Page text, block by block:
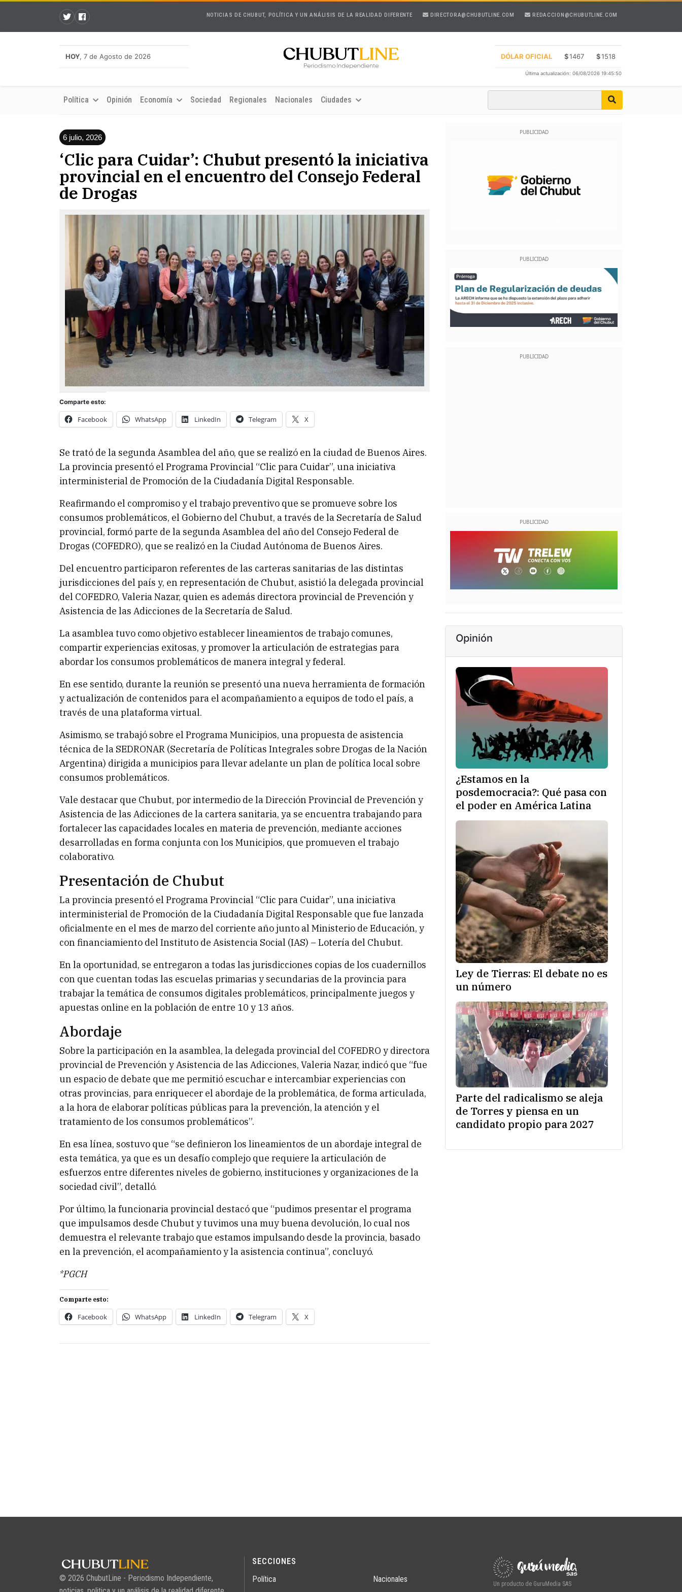
NOTICIAS DE CHUBUT, POLÍTICA Y UN ANÁLISIS DE LA REALIDAD DIFERENTE DIRECTORA@CHUBUTLINE.COM REDACCION@CHUBUTLINE.COM
HOY, 7 de Agosto de 2026 DÓLAR OFICIAL $1467 $1518
Última actualización: 06/08/2026 19:45:50
Política Opinión Economía Sociedad Regionales Nacionales Ciudades
6 julio, 2026
‘Clic para Cuidar’: Chubut presentó la iniciativa
provincial en el encuentro del Consejo Federal
de Drogas
Comparte esto:
Facebook WhatsApp LinkedIn Telegram X
Se trató de la segunda Asamblea del año, que se realizó en la ciudad de Buenos Aires.
La provincia presentó el Programa Provincial “Clic para Cuidar”, una iniciativa
interministerial de Promoción de la Ciudadanía Digital Responsable.
Reafirmando el compromiso y el trabajo preventivo que se promueve sobre los
consumos problemáticos, el Gobierno del Chubut, a través de la Secretaría de Salud
provincial, formó parte de la segunda Asamblea del año del Consejo Federal de
Drogas (COFEDRO), que se realizó en la Ciudad Autónoma de Buenos Aires.
Del encuentro participaron referentes de las carteras sanitarias de las distintas
jurisdicciones del país y, en representación de Chubut, asistió la delegada provincial
del COFEDRO, Valeria Nazar, quien es además directora provincial de Prevención y
Asistencia de las Adicciones de la Secretaría de Salud.
La asamblea tuvo como objetivo establecer lineamientos de trabajo comunes,
compartir experiencias exitosas, y promover la articulación de estrategias para
abordar los consumos problemáticos de manera integral y federal.
En ese sentido, durante la reunión se presentó una nueva herramienta de formación
y actualización de contenidos para el acompañamiento a equipos de todo el país, a
través de una plataforma virtual.
Asimismo, se trabajó sobre el Programa Municipios, una propuesta de asistencia
técnica de la SEDRONAR (Secretaría de Políticas Integrales sobre Drogas de la Nación
Argentina) dirigida a municipios para llevar adelante un plan de política local sobre
consumos problemáticos.
Vale destacar que Chubut, por intermedio de la Dirección Provincial de Prevención y
Asistencia de las Adicciones de la cartera sanitaria, ya se encuentra trabajando para
fortalecer las capacidades locales en materia de prevención, mediante acciones
desarrolladas en forma conjunta con los Municipios, que promueven el trabajo
colaborativo.
Presentación de Chubut
La provincia presentó el Programa Provincial “Clic para Cuidar”, una iniciativa
interministerial de Promoción de la Ciudadanía Digital Responsable que fue lanzada
oficialmente en el mes de marzo del corriente año junto al Ministerio de Educación, y
con financiamiento del Instituto de Asistencia Social (IAS) – Lotería del Chubut.
En la oportunidad, se entregaron a todas las jurisdicciones copias de los cuadernillos
con que cuentan todas las escuelas primarias y secundarias de la provincia para
trabajar la temática de consumos digitales problemáticos, principalmente juegos y
apuestas online en la población de entre 10 y 13 años.
Abordaje
Sobre la participación en la asamblea, la delegada provincial del COFEDRO y directora
provincial de Prevención y Asistencia de las Adicciones, Valeria Nazar, indicó que “fue
un espacio de debate que me permitió escuchar e intercambiar experiencias con
otras provincias, para enriquecer el abordaje de la problemática, de forma articulada,
a la hora de elaborar políticas públicas para la prevención, la atención y el
tratamiento de los consumos problemáticos”.
En esa línea, sostuvo que “se definieron los lineamientos de un abordaje integral de
esta temática, ya que es un desafío complejo que requiere la articulación de
esfuerzos entre diferentes niveles de gobierno, instituciones y organizaciones de la
sociedad civil”, detalló.
Por último, la funcionaria provincial destacó que “pudimos presentar el programa
que impulsamos desde Chubut y tuvimos una muy buena devolución, lo cual nos
demuestra el relevante trabajo que estamos impulsando desde la provincia, basado
en la prevención, el acompañamiento y la asistencia continua”, concluyó.
*PGCH
Comparte esto:
Facebook WhatsApp LinkedIn Telegram X
Opinión
¿Estamos en la
posdemocracia?: Qué pasa con
el poder en América Latina
Ley de Tierras: El debate no es
un número
Parte del radicalismo se aleja
de Torres y piensa en un
candidato propio para 2027
© 2026 ChubutLine - Periodismo Independiente,
SECCIONES
Política
Nacionales
Un producto de GuruMedia SAS